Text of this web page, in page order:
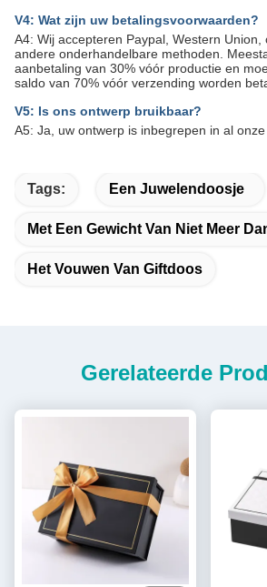
V4: Wat zijn uw betalingsvoorwaarden?
A4: Wij accepteren Paypal, Western Union,
andere onderhandelbare methoden.
aanbetaling van 30% vóór productie en
saldo van 70% vóór verzending worden
V5: Is ons ontwerp bruikbaar?
A5: Ja, uw ontwerp is inbegrepen in al onze
Tags: Een Juwelendoosje
Met Een Gewicht Van Niet Meer
Het Vouwen Van Giftdoos
Gerelateerde